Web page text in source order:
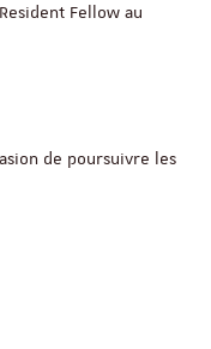
Fellow au
de poursuivre les